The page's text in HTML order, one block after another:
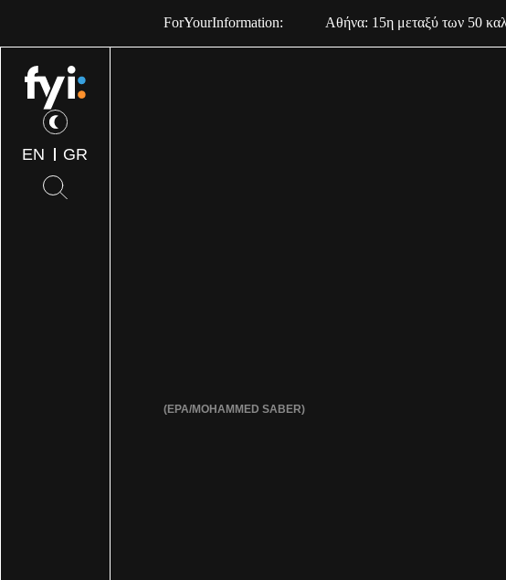
EN GR
ForYourInformation: Αθήνα: 15η μεταξύ των 50
(EPA/MOHAMMED SABER)